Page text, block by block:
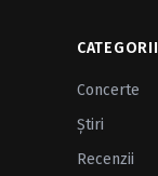
CATEGORII
Concerte
Ştiri
Recenzii